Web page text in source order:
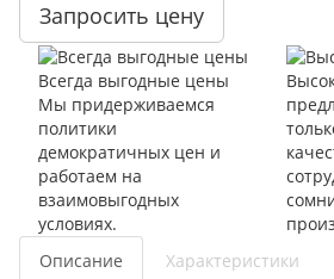
Запросить цену
Всегда выгодные цены
Мы придерживаемся
политики
демократичных цен и
работаем на
взаимовыгодных
условиях.
Описание
Характеристики